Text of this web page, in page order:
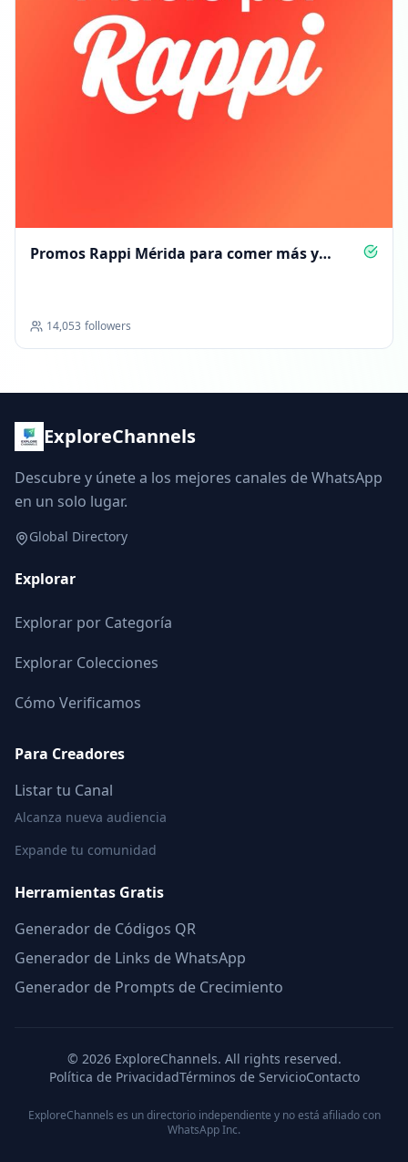
Promos Rappi Mérida para comer más y
14,053 followers
ExploreChannels
Descubre y únete a los mejores canales de WhatsApp
en un solo lugar.
Global Directory
Explorar
Explorar por Categoría
Explorar Colecciones
Cómo Verificamos
Para Creadores
Listar tu Canal
Alcanza nueva audiencia
Expande tu comunidad
Herramientas Gratis
Generador de Códigos QR
Generador de Links de WhatsApp
Generador de Prompts de Crecimiento
© 2026ExploreChannels. All rights reserved.
Política de PrivacidadTérminos de ServicioContacto
ExploreChannels es un directorio independiente y no está afiliado con
WhatsApp Inc.